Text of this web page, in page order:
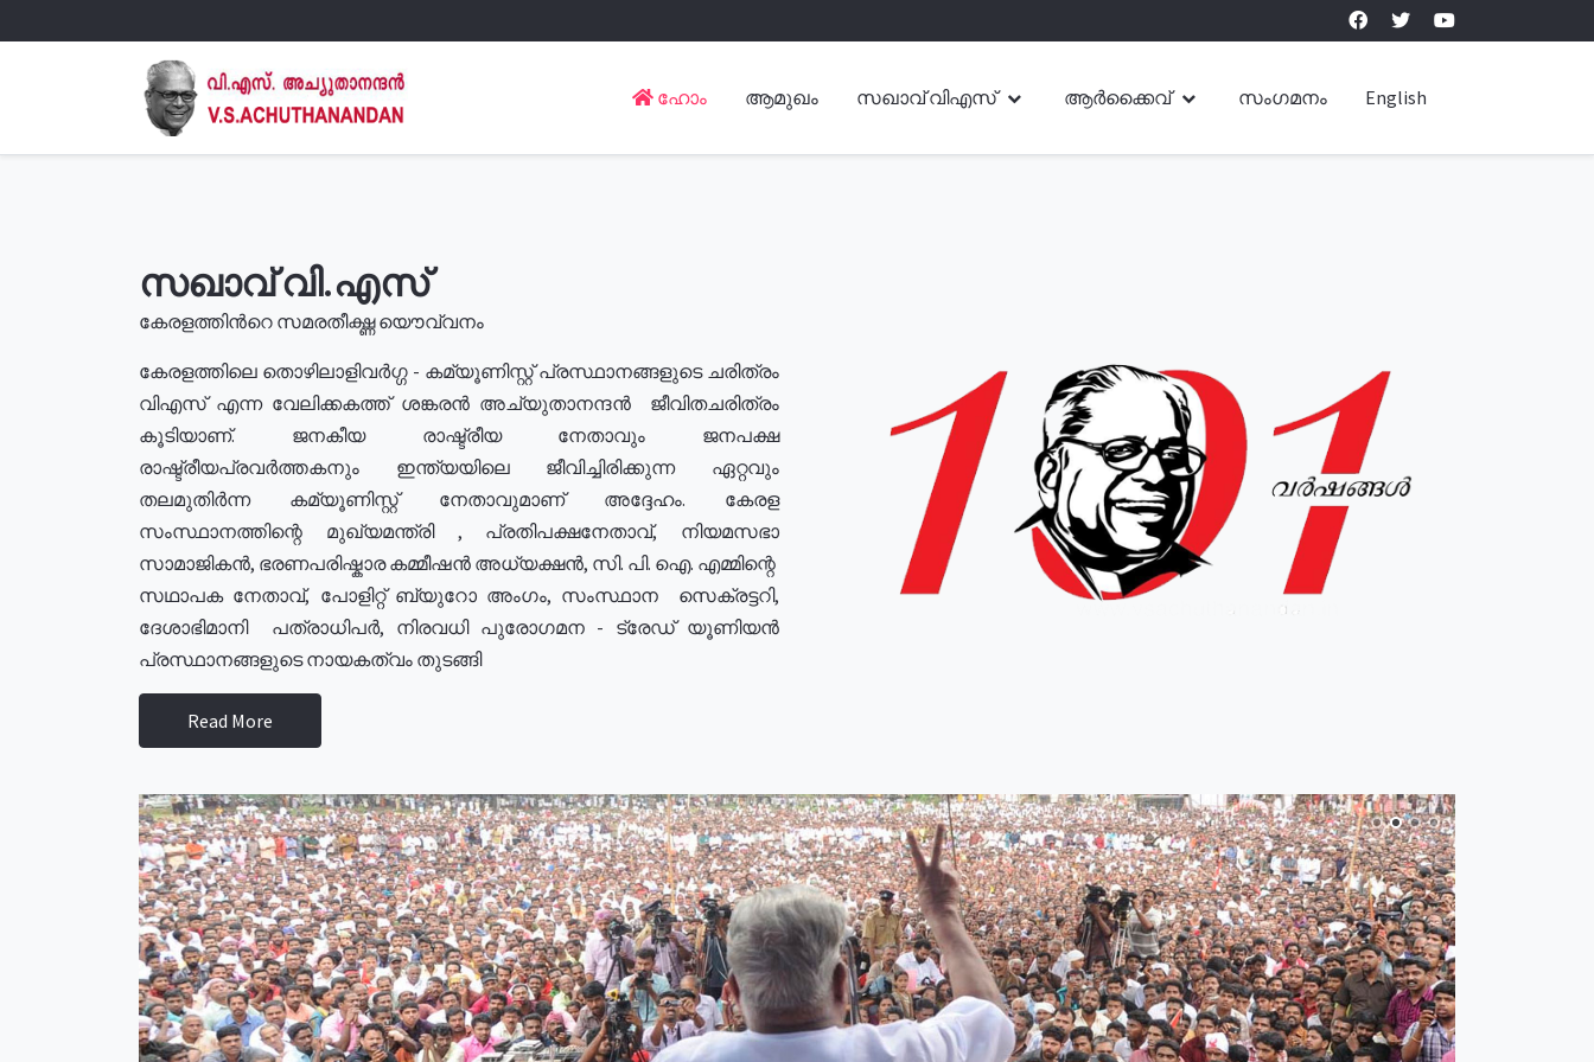
ഹോം ആമുഖം സഖാവ് വിഎസ് ആർക്കൈവ് സംഗമനം English
സഖാവ് വി.എസ്
കേരളത്തിൻറെ സമരതീക്ഷ്ണ യൌവ്വനം
കേരളത്തിലെ തൊഴിലാളിവർഗ്ഗ - കമ്യൂണിസ്റ്റ് പ്രസ്ഥാനങ്ങളുടെ ചരിത്രം
വിഎസ് എന്ന വേലിക്കകത്ത് ശങ്കരൻ അച്യുതാനന്ദൻ ജീവിതചരിത്രം
കൂടിയാണ്. ജനകീയ രാഷ്ട്രീയ നേതാവും ജനപക്ഷ
രാഷ്ട്രീയപ്രവർത്തകനും ഇന്ത്യയിലെ ജീവിച്ചിരിക്കുന്ന ഏറ്റവും
തലമുതിർന്ന കമ്യൂണിസ്റ്റ് നേതാവുമാണ് അദ്ദേഹം. കേരള
സംസ്ഥാനത്തിന്റെ മുഖ്യമന്ത്രി , പ്രതിപക്ഷനേതാവ്, നിയമസഭാ
സാമാജികൻ, ഭരണപരിഷ്കാര കമ്മീഷൻ അധ്യക്ഷൻ, സി. പി. ഐ. എമ്മിന്റെ
സഥാപക നേതാവ്, പോളിറ്റ് ബ്യുറോ അംഗം, സംസ്ഥാന സെക്രട്ടറി,
ദേശാഭിമാനി പത്രാധിപർ, നിരവധി പുരോഗമന - ട്രേഡ് യൂണിയൻ
പ്രസ്ഥാനങ്ങളുടെ നായകത്വം തുടങ്ങി
Read More